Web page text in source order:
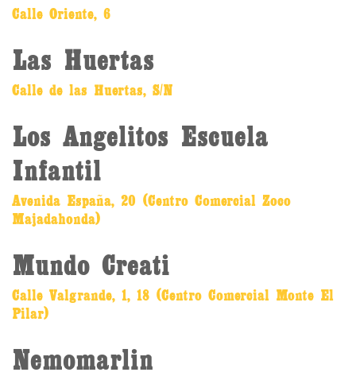
Calle Oriente, 6
Las Huertas
Calle de las Huertas, S/N
Los Angelitos Escuela
Infantil
Avenida España, 20 (Centro Comercial Zoco
Majadahonda)
Mundo Creati
Calle Valgrande, 1, 18 (Centro Comercial Monte El
Pilar)
Nemomarlin